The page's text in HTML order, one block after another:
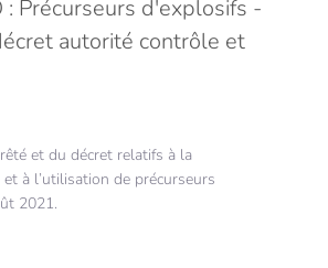
: Précurseurs d'explosifs -
autorité contrôle et
et du décret relatifs à la
à l’utilisation de précurseurs
2021.